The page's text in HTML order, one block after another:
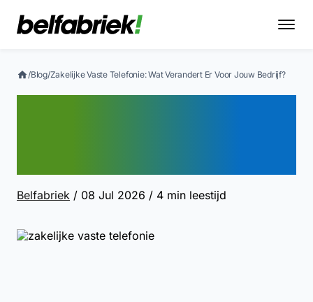
/Blog/Zakelijke Vaste Telefonie: Wat Verandert Er Voor Jouw Bedrijf?
Belfabriek / 08 Jul 2026 / 4 min leestijd